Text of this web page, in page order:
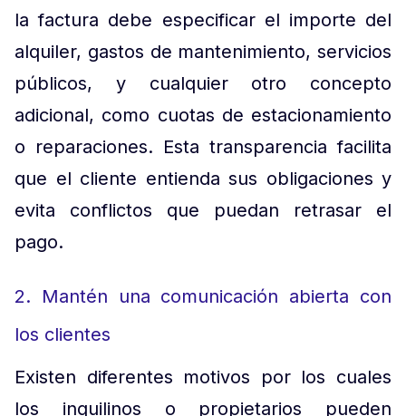
la factura debe especificar el importe del
alquiler, gastos de mantenimiento, servicios
públicos, y cualquier otro concepto
adicional, como cuotas de estacionamiento
o reparaciones. Esta transparencia facilita
que el cliente entienda sus obligaciones y
evita conflictos que puedan retrasar el
pago.
2. Mantén una comunicación abierta con
los clientes
Existen diferentes motivos por los cuales
los inquilinos o propietarios pueden